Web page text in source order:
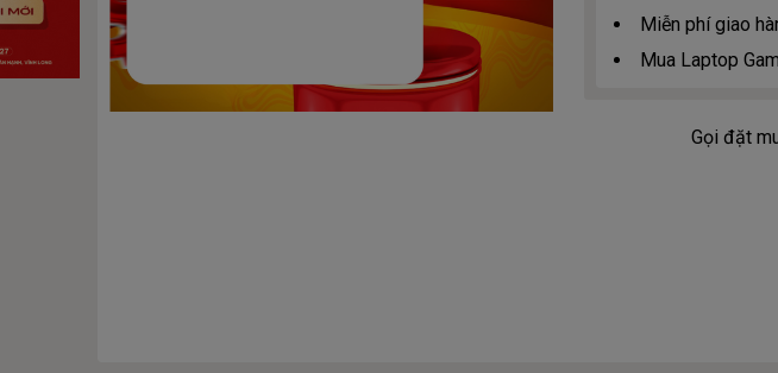
Miễn phí giao
Mua Laptop
Gọi đặt